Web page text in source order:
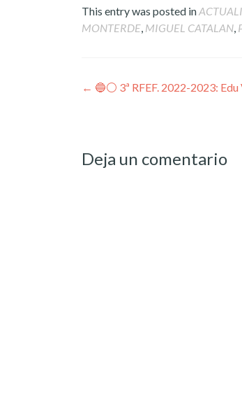
This entry was posted in
MONTERDE, MIGUEL CATALAN,
Post
← 🔵⚪️ 3ª RFEF. 2022-2023:
Deja un comentario